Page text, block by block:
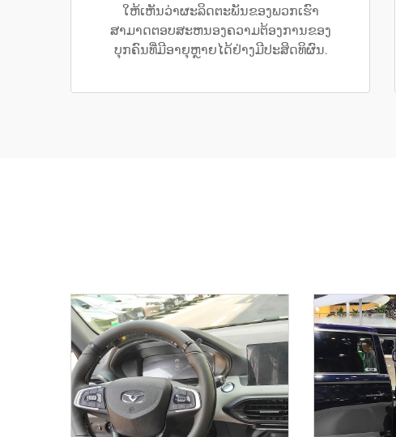
ໃຫ້ເຫັນວ່າຜະລິດຕະພັນຂອງພວກເຮົາ
ສາມາດຕອບສະຫນອງຄວາມຕ້ອງການຂອງ
ບຸກຄົນທີ່ມີອາຍຸຫຼາຍໄດ້ຢ່າງມີປະສິດທິຜົນ.